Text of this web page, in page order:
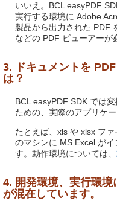
いいえ。BCL easyPDF
実行する環境に Adobe
製品から出力された PDF
などの PDF ビューアーが
3. ドキュメントを
は？
BCL easyPDF SDK では
ための、実際のアプリケ
たとえば、xls や xlsx フ
のマシンに MS Excel が
す。動作環境については、
4. 開発環境、実行環
が混在しています。